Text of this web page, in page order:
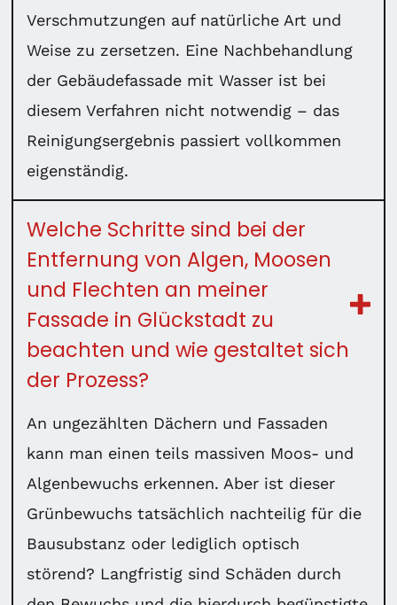
Verschmutzungen auf natürliche Art und
Weise zu zersetzen. Eine Nachbehandlung
der Gebäudefassade mit Wasser ist bei
diesem Verfahren nicht notwendig – das
Reinigungsergebnis passiert vollkommen
eigenständig.
Welche Schritte sind bei der
Entfernung von Algen, Moosen
und Flechten an meiner
Fassade in Glückstadt zu
beachten und wie gestaltet sich
der Prozess?
An ungezählten Dächern und Fassaden
kann man einen teils massiven Moos- und
Algenbewuchs erkennen. Aber ist dieser
Grünbewuchs tatsächlich nachteilig für die
Bausubstanz oder lediglich optisch
störend? Langfristig sind Schäden durch